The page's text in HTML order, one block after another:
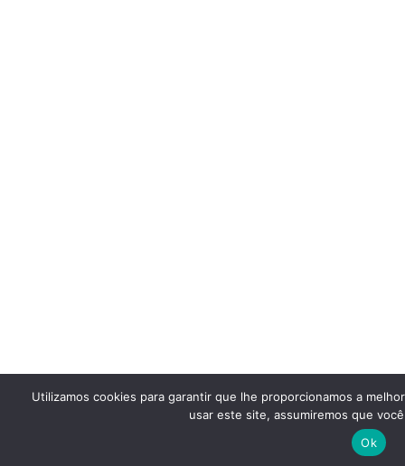
Utilizamos cookies para garantir que lhe proporcionamos a
usar este site, assumiremos que
Ok